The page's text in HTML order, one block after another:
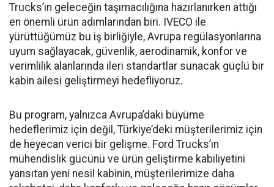
Trucks’ın geleceğin taşımacılığına hazırlanırken attığı
en önemli ürün adımlarından biri. IVECO ile
yürüttüğümüz bu iş birliğiyle, Avrupa regülasyonlarına
uyum sağlayacak, güvenlik, aerodinamik, konfor ve
verimlilik alanlarında ileri standartlar sunacak güçlü bir
kabin ailesi geliştirmeyi hedefliyoruz.
Bu program, yalnızca Avrupa’daki büyüme
hedeflerimiz için değil, Türkiye’deki müşterilerimiz için
de heyecan verici bir gelişme. Ford Trucks’ın
mühendislik gücünü ve ürün geliştirme kabiliyetini
yansıtan yeni nesil kabinin, müşterilerimize daha